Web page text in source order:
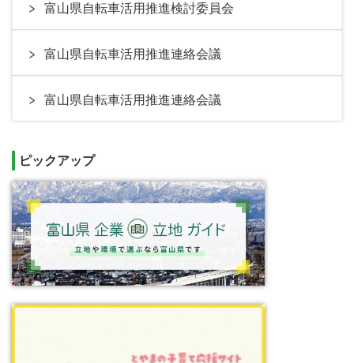
富山県自転車活用推進検討委員会
富山県自転車活用推進連絡会議
富山県自転車活用推進連絡会議
ピックアップ